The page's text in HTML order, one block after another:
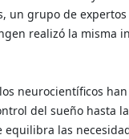
un grupo de
realizó la misma
neurocientíficos
del sueño hasta
equilibra las